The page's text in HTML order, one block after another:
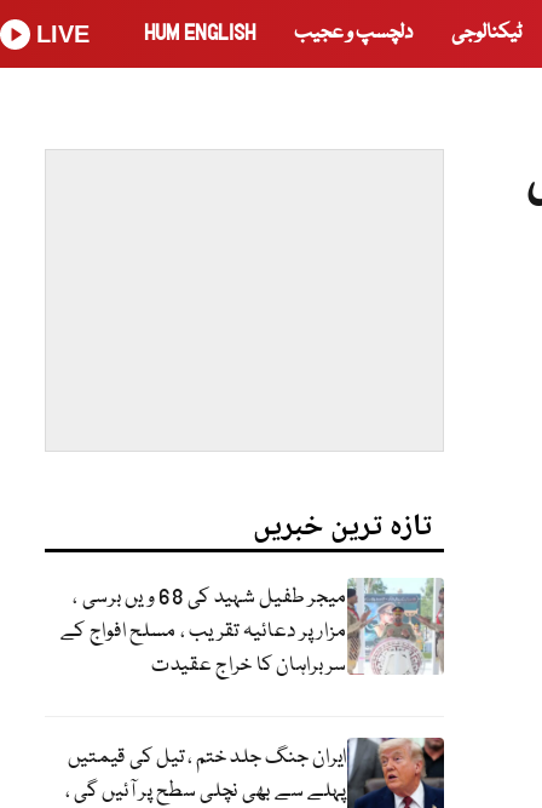
ٹیکنالوجی دلچسپ و عجیب HUM ENGLISH
LIVE
تازہ ترین خبریں
میجر طفیل شہید کی 68 ویں برسی ،
مزار پر دعائیہ تقریب ، مسلح افواج کے
سربراہان کا خراج عقیدت
ایران جنگ جلد ختم ، تیل کی قیمتیں
پہلے سے بھی نچلی سطح پر آئیں گی ،